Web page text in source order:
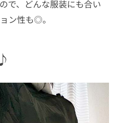
で、どんな服装にも合い
ン性も◎。